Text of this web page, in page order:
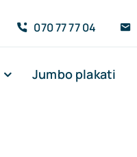
070 77 77 04
Jumbo plakati